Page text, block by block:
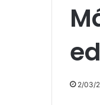
2/03/